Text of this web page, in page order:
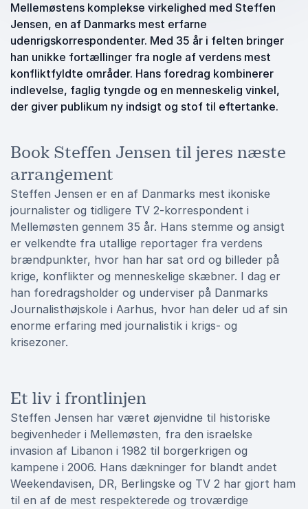
Mellemøstens komplekse virkelighed med Steffen
Jensen, en af Danmarks mest erfarne
udenrigskorrespondenter. Med 35 år i felten bringer
han unikke fortællinger fra nogle af verdens mest
konfliktfyldte områder. Hans foredrag kombinerer
indlevelse, faglig tyngde og en menneskelig vinkel,
der giver publikum ny indsigt og stof til eftertanke.
Book Steffen Jensen til jeres næste
arrangement
Steffen Jensen er en af Danmarks mest ikoniske
journalister og tidligere TV 2-korrespondent i
Mellemøsten gennem 35 år. Hans stemme og ansigt
er velkendte fra utallige reportager fra verdens
brændpunkter, hvor han har sat ord og billeder på
krige, konflikter og menneskelige skæbner. I dag er
han foredragsholder og underviser på Danmarks
Journalisthøjskole i Aarhus, hvor han deler ud af sin
enorme erfaring med journalistik i krigs- og
krisezoner.
Et liv i frontlinjen
Steffen Jensen har været øjenvidne til historiske
begivenheder i Mellemøsten, fra den israelske
invasion af Libanon i 1982 til borgerkrigen og
kampene i 2006. Hans dækninger for blandt andet
Weekendavisen, DR, Berlingske og TV 2 har gjort ham
til en af de mest respekterede og troværdige